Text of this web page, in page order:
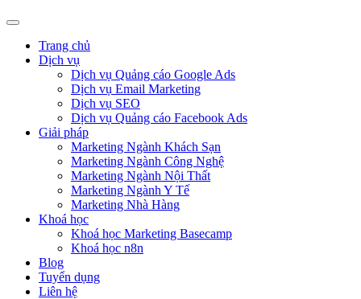
Trang chủ
Dịch vụ
Dịch vụ Quảng cáo Google Ads
Dịch vụ Email Marketing
Dịch vụ SEO
Dịch vụ Quảng cáo Facebook Ads
Giải pháp
Marketing Ngành Khách Sạn
Marketing Ngành Công Nghệ
Marketing Ngành Nội Thất
Marketing Ngành Y Tế
Marketing Nhà Hàng
Khoá học
Khoá học Marketing Basecamp
Khoá học n8n
Blog
Tuyển dụng
Liên hệ